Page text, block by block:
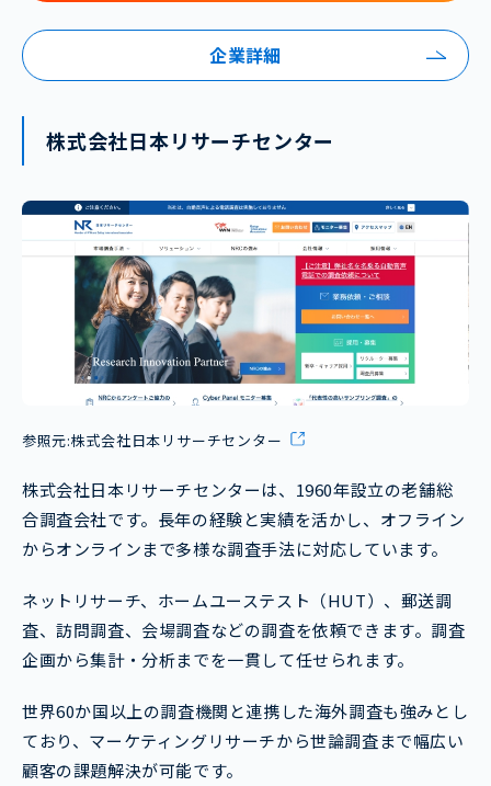
企業詳細
株式会社日本リサーチセンター
参照元:株式会社日本リサーチセンター
株式会社日本リサーチセンターは、1960年設立の老舗総
合調査会社です。長年の経験と実績を活かし、オフライン
からオンラインまで多様な調査手法に対応しています。
ネットリサーチ、ホームユーステスト（HUT）、郵送調
査、訪問調査、会場調査などの調査を依頼できます。調査
企画から集計・分析までを一貫して任せられます。
世界60か国以上の調査機関と連携した海外調査も強みとし
ており、マーケティングリサーチから世論調査まで幅広い
顧客の課題解決が可能です。